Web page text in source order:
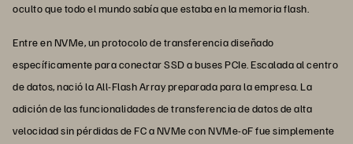
oculto que todo el mundo sabía que estaba en la memoria flash.
Entre en NVMe, un protocolo de transferencia diseñado
específicamente para conectar SSD a buses PCIe. Escalada al centro
de datos, nació la All-Flash Array preparada para la empresa. La
adición de las funcionalidades de transferencia de datos de alta
velocidad sin pérdidas de FC a NVMe con NVMe-oF fue simplemente